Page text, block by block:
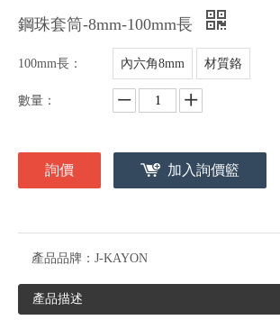
鋼珠套筒-8mm-100mm長
100mm長： 內六角8mm 材質鉻
數量：
詢價 加入詢價籃
產品品牌： J-KAYON
產品描述